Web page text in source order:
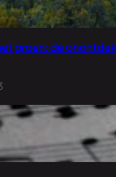
groen: de